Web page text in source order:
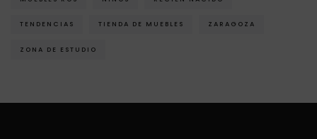
TENDENCIAS TIENDA DE MUEBLES ZARAGOZA
ZONA DE ESTUDIO